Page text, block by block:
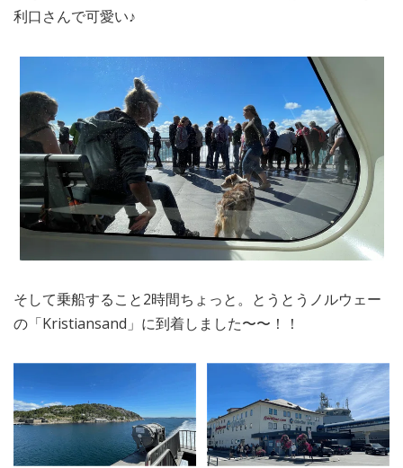
利口さんで可愛い♪
そして乗船すること2時間ちょっと。とうとうノルウェー
の「Kristiansand」に到着しました〜〜！！